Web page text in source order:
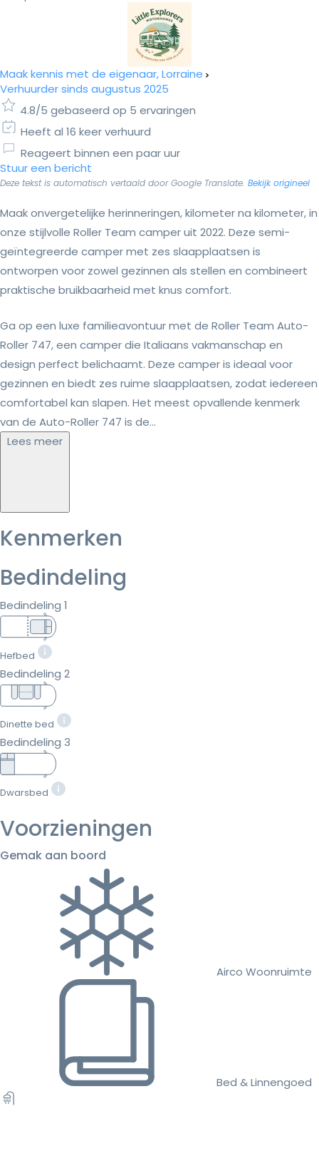
Maak kennis met de eigenaar, Lorraine
Verhuurder sinds augustus 2025
4.8/5 gebaseerd op 5 ervaringen
Heeft al 16 keer verhuurd
Reageert binnen een paar uur
Stuur een bericht
Deze tekst is automatisch vertaald door Google Translate. Bekijk origineel
Maak onvergetelijke herinneringen, kilometer na kilometer, in
onze stijlvolle Roller Team camper uit 2022. Deze semi-
geïntegreerde camper met zes slaapplaatsen is
ontworpen voor zowel gezinnen als stellen en combineert
praktische bruikbaarheid met knus comfort.
Ga op een luxe familieavontuur met de Roller Team Auto-
Roller 747, een camper die Italiaans vakmanschap en
design perfect belichaamt. Deze camper is ideaal voor
gezinnen en biedt zes ruime slaapplaatsen, zodat iedereen
comfortabel kan slapen. Het meest opvallende kenmerk
van de Auto-Roller 747 is de...
Lees meer
Kenmerken
Bedindeling
Bedindeling 1
Hefbed
Bedindeling 2
Dinette bed
Bedindeling 3
Dwarsbed
Voorzieningen
Gemak aan boord
Airco Woonruimte
Bed & Linnengoed